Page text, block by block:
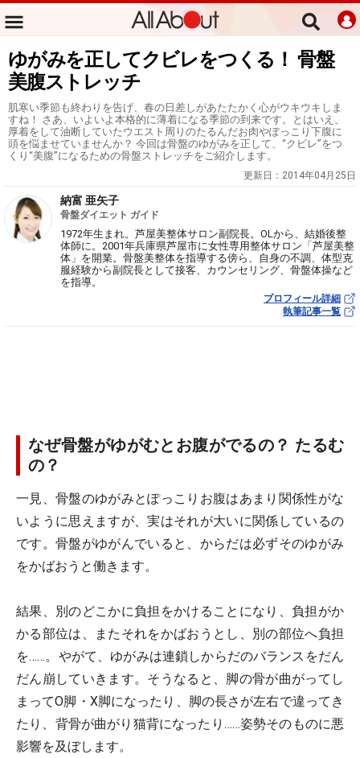
ゆがみを正してクビレをつくる！ 骨盤
美腹ストレッチ
肌寒い季節も終わりを告げ、春の日差しがあたたかく心がウキウキしま
すね！ さあ、いよいよ本格的に薄着になる季節の到来です。とはいえ、
厚着をして油断していたウエスト周りのたるんだお肉やぽっこり下腹に
頭を悩ませていませんか？ 今回は骨盤のゆがみを正して、“クビレ”をつ
くり“美腹”になるための骨盤ストレッチをご紹介します。
更新日： 2014年04月25日
納富 亜矢子
骨盤ダイエット ガイド
1972年生まれ。芦屋美整体サロン副院長。OLから、結婚後整
体師に。2001年兵庫県芦屋市に女性専用整体サロン「芦屋美整
体」を開業。骨盤美整体を指導する傍ら、自身の不調、体型克
服経験から副院長として接客、カウンセリング、骨盤体操など
を指導。
プロフィール詳細
執筆記事一覧
なぜ骨盤がゆがむとお腹がでるの？ たるむ
の？
一見、骨盤のゆがみとぽっこりお腹はあまり関係性がな
いように思えますが、実はそれが大いに関係しているの
です。骨盤がゆがんでいると、からだは必ずそのゆがみ
をかばおうと働きます。
結果、別のどこかに負担をかけることになり、負担がか
かる部位は、またそれをかばおうとし、別の部位へ負担
を……。やがて、ゆがみは連鎖しからだのバランスをだん
だん崩していきます。そうなると、脚の骨が曲がってし
まってO脚・X脚になったり、脚の長さが左右で違ってき
たり、背骨が曲がり猫背になったり……姿勢そのものに悪
影響を及ぼします。